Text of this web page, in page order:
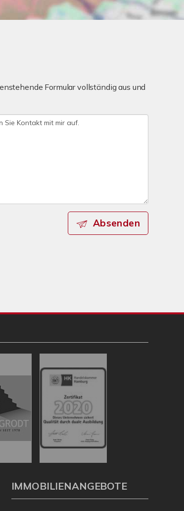
Formular vollständig aus und
Absenden
IMMOBILIENANGEBOTE